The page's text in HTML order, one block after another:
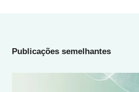
Publicações semelhantes